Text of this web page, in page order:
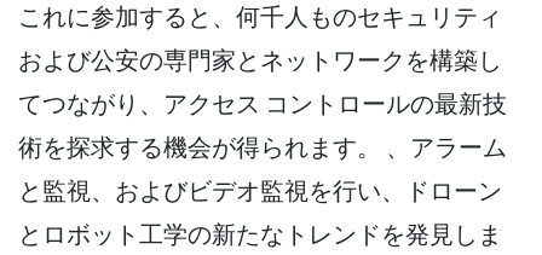
これに参加すると、何千人ものセキュリティ
および公安の専門家とネットワークを構築し
てつながり、アクセス コントロールの最新技
術を探求する機会が得られます。 、アラーム
と監視、およびビデオ監視を行い、ドローン
とロボット工学の新たなトレンドを発見しま